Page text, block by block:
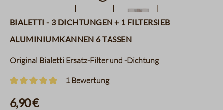
Bialetti - 3 Dichtungen + 1 Filtersieb
Aluminiumkannen 6 Tassen
Original Bialetti Ersatz-Filter und -Dichtung
1 Bewertung
6,90 €